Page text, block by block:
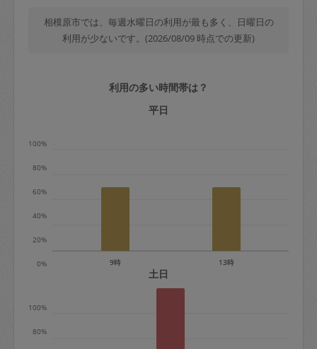
金額の100%＋交通費全額
定期契約をキャンセルする場合、毎週定
期は月2回まで隔週定期は月1回までキャ
※キャンセル料金の設定について：
定期依頼1回（3時間）の金額とスポット
相模原市では、毎週水曜日の利用が最も多く、日曜日の
利用が少ないです。(2026/08/09 時点での更新)
利用の多い時間帯は？
平日
0%
20%
40%
60%
80%
100%
9時 13時
土日
80%
100%